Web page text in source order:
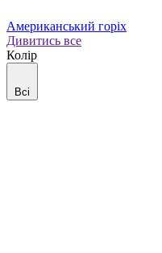
Американський горіх
Дивитись все
Колір
Всі